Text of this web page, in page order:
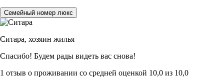
Семейный номер люкс
Ситара, хозяин жилья
Спасибо! Будем рады видеть вас снова!
1 отзыв о проживании со средней оценкой 10,0 из 10,0